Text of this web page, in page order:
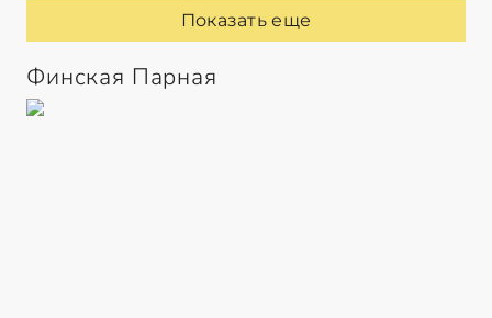
Показать еще
Финская Парная